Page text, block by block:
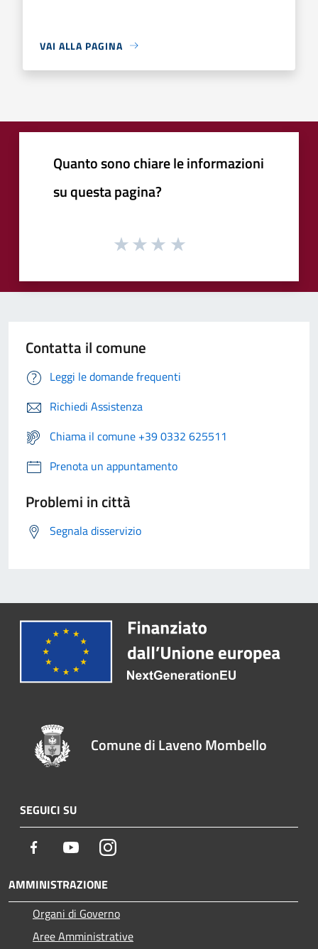
VAI ALLA PAGINA
Quanto sono chiare le informazioni
su questa pagina?
Contatta il comune
Leggi le domande frequenti
Richiedi Assistenza
Chiama il comune +39 0332 625511
Prenota un appuntamento
Problemi in città
Segnala disservizio
Comune di Laveno Mombello
SEGUICI SU
Facebook YoutubeInstagram
AMMINISTRAZIONE
Organi di Governo
Aree Amministrative